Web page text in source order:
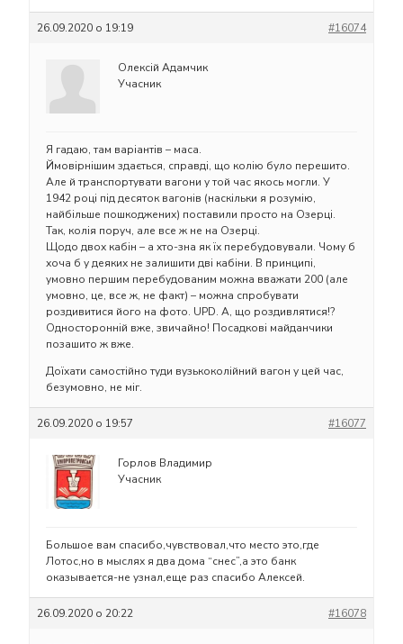
26.09.2020 о 19:19 #16074
Олексій Адамчик
Учасник
Я гадаю, там варіантів – маса.
Ймовірнішим здається, справді, що колію було перешито.
Але й транспортувати вагони у той час якось могли. У
1942 році під десяток вагонів (наскільки я розумію,
найбільше пошкоджених) поставили просто на Озерці.
Так, колія поруч, але все ж не на Озерці.
Щодо двох кабін – а хто-зна як їх перебудовували. Чому б
хоча б у деяких не залишити дві кабіни. В принципі,
умовно першим перебудованим можна вважати 200 (але
умовно, це, все ж, не факт) – можна спробувати
роздивитися його на фото. UPD. А, що роздивлятися!?
Односторонній вже, звичайно! Посадкові майданчики
позашито ж вже.
Доїхати самостійно туди вузькоколійний вагон у цей час,
безумовно, не міг.
26.09.2020 о 19:57 #16077
Горлов Владимир
Учасник
Большое вам спасибо,чувствовал,что место это,где
Лотос,но в мыслях я два дома “снес”,а это банк
оказывается-не узнал,еще раз спасибо Алексей.
26.09.2020 о 20:22 #16078